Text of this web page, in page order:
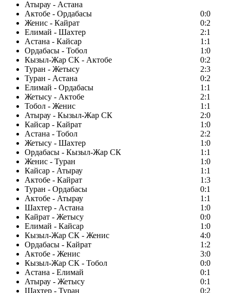
Атырау - Астана
Актобе - Ордабасы
0:0
Женис - Кайрат
0:2
Елимай - Шахтер
2:1
Астана - Кайсар
1:1
Ордабасы - Тобол
1:0
Кызыл-Жар СК - Актобе
0:2
Туран - Жетысу
2:3
Туран - Астана
0:2
Елимай - Ордабасы
1:1
Жетысу - Актобе
2:1
Тобол - Женис
1:1
Атырау - Кызыл-Жар СК
2:0
Кайсар - Кайрат
1:0
Астана - Тобол
2:2
Жетысу - Шахтер
1:0
Ордабасы - Кызыл-Жар СК
1:1
Женис - Туран
1:0
Кайсар - Атырау
1:1
Актобе - Кайрат
1:3
Туран - Ордабасы
0:1
Актобе - Атырау
1:1
Шахтер - Астана
1:0
Кайрат - Жетысу
0:0
Елимай - Кайсар
1:0
Кызыл-Жар СК - Женис
4:0
Ордабасы - Кайрат
1:2
Актобе - Женис
3:0
Кызыл-Жар СК - Тобол
0:0
Астана - Елимай
0:1
Атырау - Жетысу
0:1
Шахтер - Туран
0:2